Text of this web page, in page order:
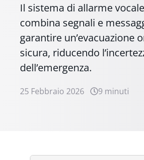
Il sistema di allarme vocale
combina segnali e
garantire un’evacuazione
sicura, riducendo
dell’emergenza.
25 Febbraio 2026 9 minuti